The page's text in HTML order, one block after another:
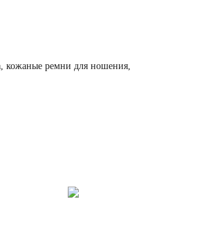
ремни для ношения,